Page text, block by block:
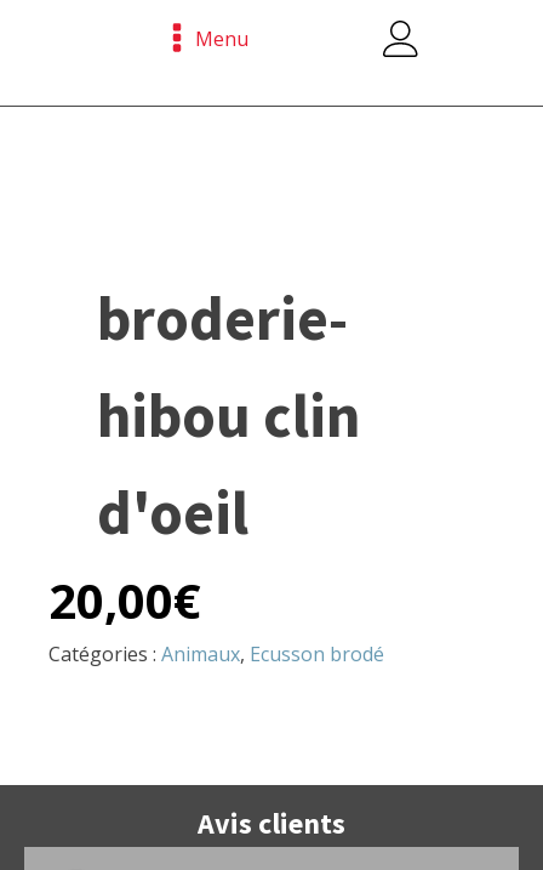
Menu
broderie-
hibou clin
d'oeil
20,00€
Catégories : Animaux, Ecusson brodé
Avis clients